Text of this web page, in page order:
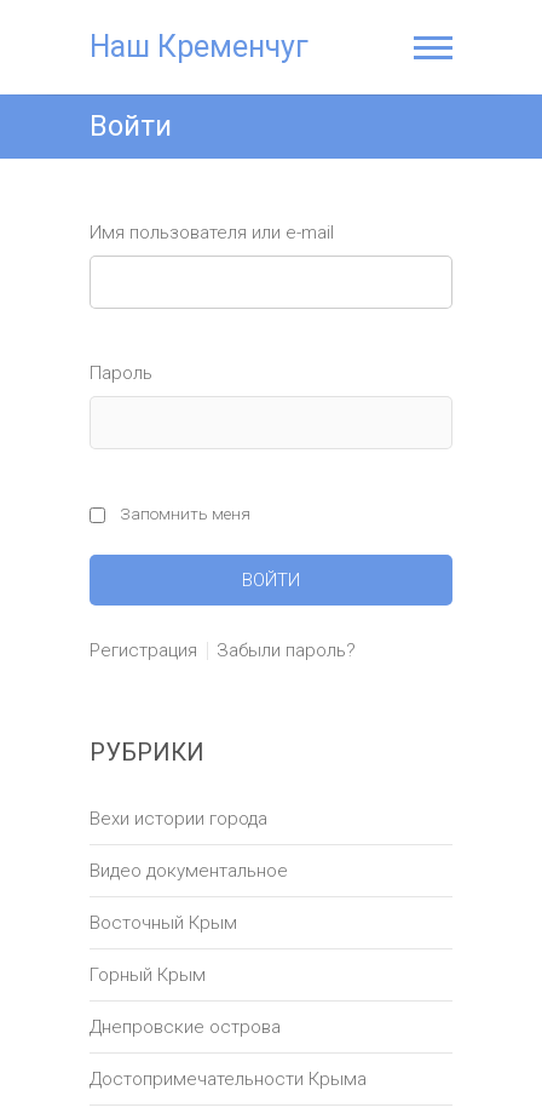
Наш Кременчуг
Войти
Имя пользователя или e-mail
Пароль
Запомнить меня
Регистрация Забыли пароль?
РУБРИКИ
Вехи истории города
Видео документальное
Восточный Крым
Горный Крым
Днепровские острова
Достопримечательности Крыма